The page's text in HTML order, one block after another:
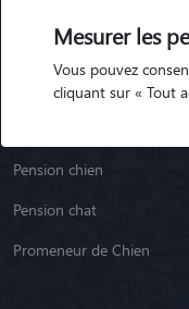
Garde Nac
Races de chiens
Pension chien
Pension chat
Promeneur de Chien
Mesurer les
Vous pouvez
cliquant sur « Tout